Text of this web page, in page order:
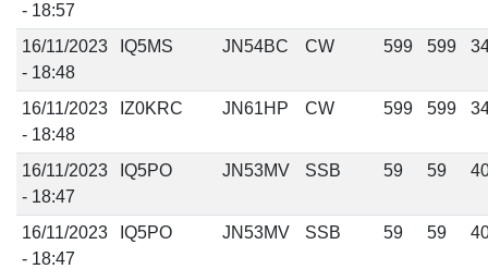
- 18:57
16/11/2023
- 18:48
IQ5MS JN54BC CW 599 599
16/11/2023
- 18:48
IZ0KRC JN61HP CW 599 599
16/11/2023
- 18:47
IQ5PO JN53MV SSB 59 59
16/11/2023
- 18:47
IQ5PO JN53MV SSB 59 59